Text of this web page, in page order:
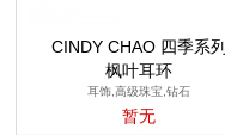
CINDY CHAO 四季系列
枫叶耳环
耳饰,高级珠宝,钻石
暂无